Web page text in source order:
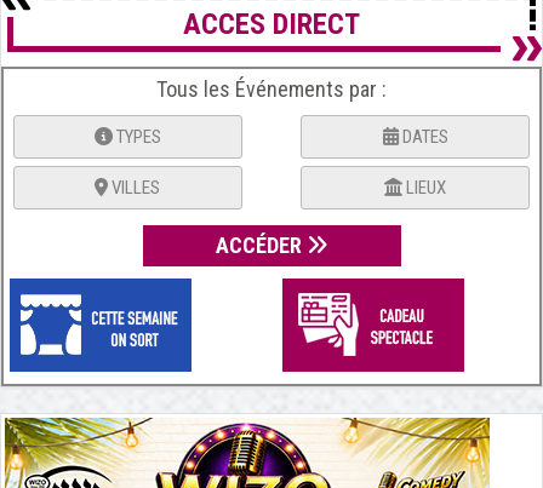
ACCES DIRECT
Tous les Événements par :
TYPES DATES
VILLES LIEUX
ACCÉDER